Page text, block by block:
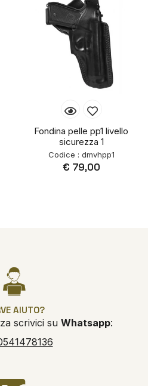
Fondina pelle pp1 livello
sicurezza 1
Codice : dmvhpp1
€ 79,00
AIUTO?
scrivici su Whatsapp: